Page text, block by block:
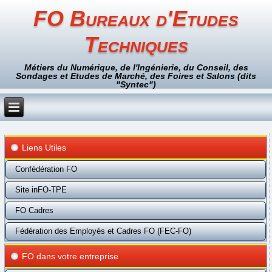
FO Bureaux d'Etudes
Techniques
Métiers du Numérique, de l'Ingénierie, du Conseil, des
Sondages et Etudes de Marché, des Foires et Salons (dits
"Syntec")
Liens Utiles
Confédération FO
Site inFO-TPE
FO Cadres
Fédération des Employés et Cadres FO (FEC-FO)
FO dans votre entreprise